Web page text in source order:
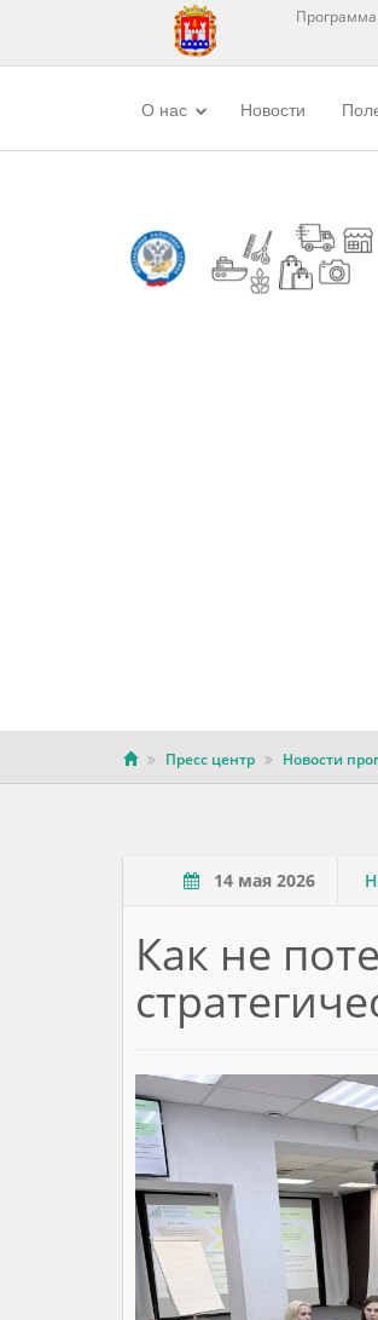
О нас Новости
Пресс центр Новости
14 мая 2026
Как не